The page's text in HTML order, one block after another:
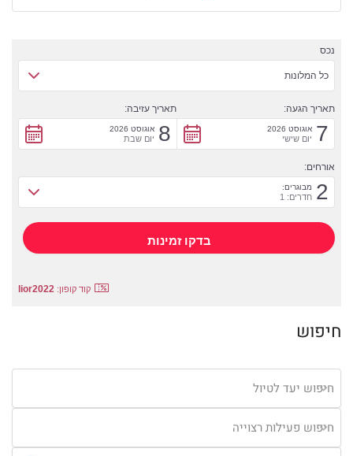
נכס
כל המלונות
תאריך הגעה:
7 אוגוסט 2026
יום שישי
תאריך עזיבה:
8 אוגוסט 2026
יום שבת
אורחים:
2 מבוגרים:
חדרים: 1
קוד קופון: lior2022
חיפוש
חיפוש יעד לטיול
חיפוש פעילות רצוייה